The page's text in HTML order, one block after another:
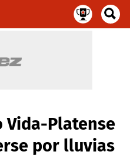
Vida-Platense
por lluvias